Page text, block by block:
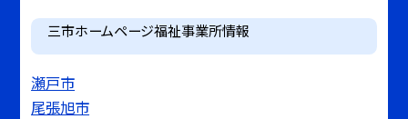
三市ホームページ福祉事業所情報
瀬戸市
尾張旭市